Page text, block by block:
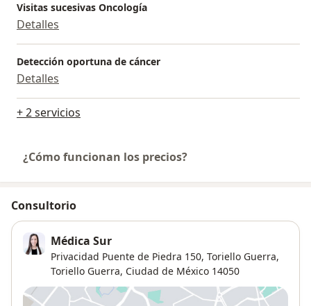
Visitas sucesivas Oncología
Detalles
Detección oportuna de cáncer
Detalles
+ 2 servicios
¿Cómo funcionan los precios?
Consultorio
Médica Sur
Privacidad Puente de Piedra 150, Toriello Guerra,
Toriello Guerra, Ciudad de México 14050